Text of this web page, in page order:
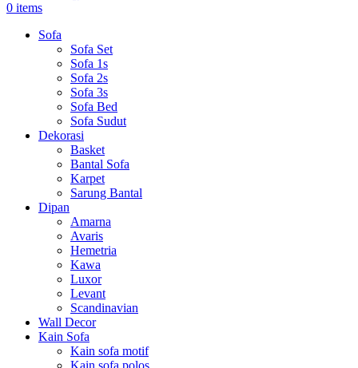
0 items
Sofa
Sofa Set
Sofa 1s
Sofa 2s
Sofa 3s
Sofa Bed
Sofa Sudut
Dekorasi
Basket
Bantal Sofa
Karpet
Sarung Bantal
Dipan
Amarna
Avaris
Hemetria
Kawa
Luxor
Levant
Scandinavian
Wall Decor
Kain Sofa
Kain sofa motif
Kain sofa polos